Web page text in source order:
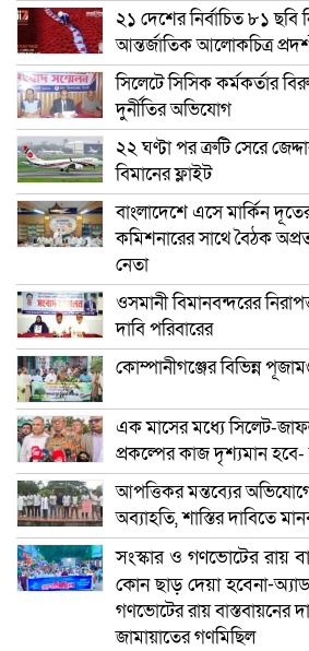
২১ দেশের নির্বাচিত ৮১ ছবি
আন্তর্জাতিক আলোকচিত্র
সিলেটে সিসিক কর্মকর্তার
দুর্নীতির অভিযোগ
২২ ঘণ্টা পর ত্রুটি সেরে
বিমানের ফ্লাইট
বাংলাদেশে এসে মার্কিন
কমিশনারের সাথে বৈঠক
নেতা
ওসমানী বিমানবন্দরের
দাবি পরিবারের
কোম্পানীগঞ্জের বিভিন্ন
এক মাসের মধ্যে সিলেট-
প্রকল্পের কাজ দৃশ্যমান হবে-
আপত্তিকর মন্তব্যের
অব্যাহতি, শাস্তির দাবিতে
সংস্কার ও গণভোটের রায়
কোন ছাড় দেয়া হবেনা-
গণভোটের রায় বাস্তবায়নের
জামায়াতের গণমিছিল